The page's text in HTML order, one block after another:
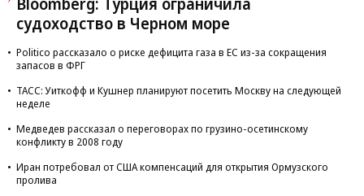
судоходство в Черном море
Politico рассказало о риске дефицита газа в ЕС из-за сокращения
запасов в ФРГ
ТАСС: Уиткофф и Кушнер планируют посетить Москву на следующей
неделе
Медведев рассказал о переговорах по грузино-осетинскому
конфликту в 2008 году
Иран потребовал от США компенсаций для открытия Ормузского
пролива